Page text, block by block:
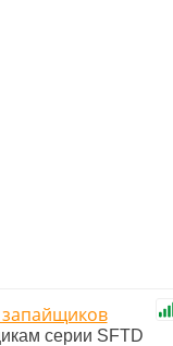
серии SFTD